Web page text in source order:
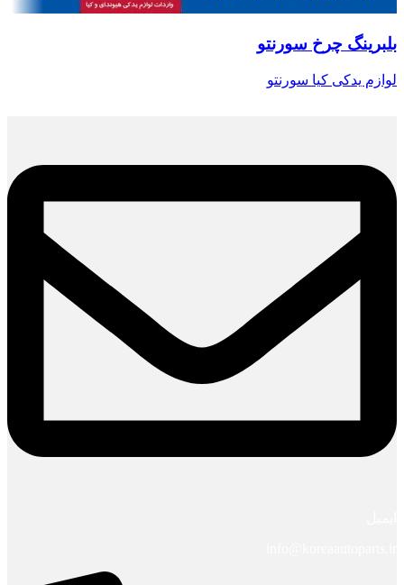
بلبرینگ چرخ سورنتو
لوازم یدکی کیا سورنتو